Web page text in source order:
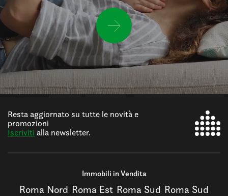
Resta aggiornato su tutte le novità e
promozioni
Iscriviti alla newsletter.
Immobili in Vendita
Roma Nord Roma Est Roma Sud Roma Sud